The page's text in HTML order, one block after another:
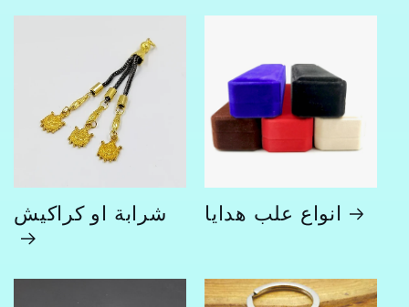
شرابة او كراكيش انواع علب هدايا